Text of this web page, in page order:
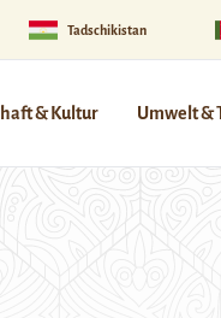
Tadschikistan
& Kultur Umwelt &